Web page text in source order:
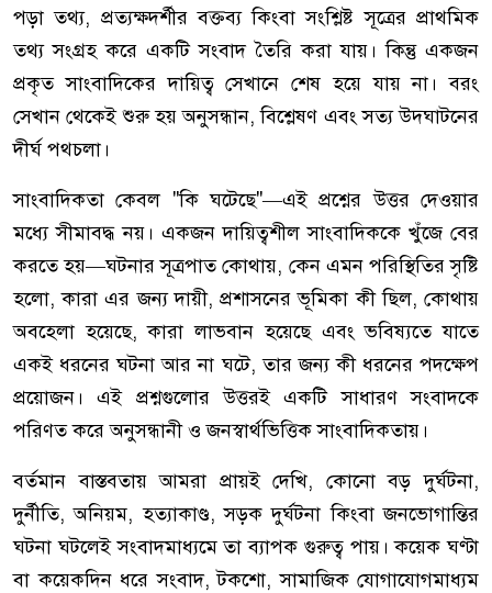
পড়া তথ্য, প্রত্যক্ষদর্শীর বক্তব্য কিংবা সংশ্লিষ্ট সূত্রের প্রাথমিক
তথ্য সংগ্রহ করে একটি সংবাদ তৈরি করা যায়। কিন্তু একজন
প্রকৃত সাংবাদিকের দায়িত্ব সেখানে শেষ হয়ে যায় না। বরং
সেখান থেকেই শুরু হয় অনুসন্ধান, বিশ্লেষণ এবং সত্য উদ্ঘাটনের
দীর্ঘ পথচলা।
সাংবাদিকতা কেবল "কি ঘটেছে"—এই প্রশ্নের উত্তর দেওয়ার
মধ্যে সীমাবদ্ধ নয়। একজন দায়িত্বশীল সাংবাদিককে খুঁজে বের
করতে হয়—ঘটনার সূত্রপাত কোথায়, কেন এমন পরিস্থিতির সৃষ্টি
হলো, কারা এর জন্য দায়ী, প্রশাসনের ভূমিকা কী ছিল, কোথায়
অবহেলা হয়েছে, কারা লাভবান হয়েছে এবং ভবিষ্যতে যাতে
একই ধরনের ঘটনা আর না ঘটে, তার জন্য কী ধরনের পদক্ষেপ
প্রয়োজন। এই প্রশ্নগুলোর উত্তরই একটি সাধারণ সংবাদকে
পরিণত করে অনুসন্ধানী ও জনস্বার্থভিত্তিক সাংবাদিকতায়।
বর্তমান বাস্তবতায় আমরা প্রায়ই দেখি, কোনো বড় দুর্ঘটনা,
দুর্নীতি, অনিয়ম, হত্যাকাণ্ড, সড়ক দুর্ঘটনা কিংবা জনভোগান্তির
ঘটনা ঘটলেই সংবাদমাধ্যমে তা ব্যাপক গুরুত্ব পায়। কয়েক ঘণ্টা
বা কয়েকদিন ধরে সংবাদ, টকশো, সামাজিক যোগাযোগমাধ্যম